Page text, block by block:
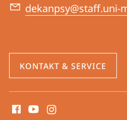
dekanpsy@staff.uni-
KONTAKT & SERVICE
Media